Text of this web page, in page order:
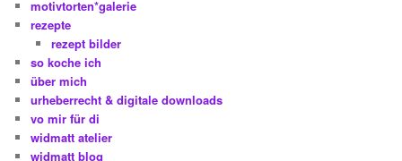
motivtorten*galerie
rezepte
rezept bilder
so koche ich
über mich
urheberrecht & digitale downloads
vo mir für di
widmatt atelier
widmatt blog